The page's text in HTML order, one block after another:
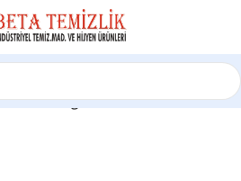
Tuvalet Kağıtları